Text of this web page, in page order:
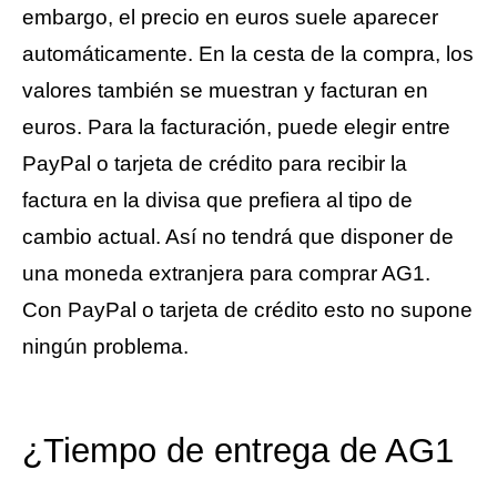
embargo, el precio en euros suele aparecer
automáticamente. En la cesta de la compra, los
valores también se muestran y facturan en
euros. Para la facturación, puede elegir entre
PayPal o tarjeta de crédito para recibir la
factura en la divisa que prefiera al tipo de
cambio actual. Así no tendrá que disponer de
una moneda extranjera para comprar AG1.
Con PayPal o tarjeta de crédito esto no supone
ningún problema.
¿Tiempo de entrega de AG1